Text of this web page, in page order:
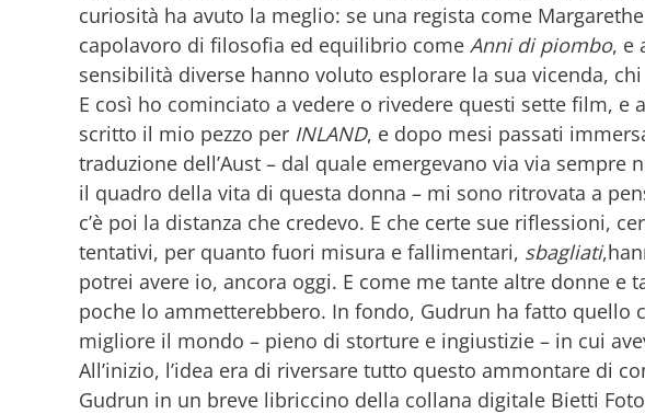
curiosità ha avuto la meglio: se una regista come
capolavoro di filosofia ed equilibrio come Anni di piombo, e
sensibilità diverse hanno voluto esplorare la sua vicenda,
E così ho cominciato a vedere o rivedere questi sette film, e
scritto il mio pezzo per INLAND, e dopo mesi passati
traduzione dell’Aust – dal quale emergevano via via sempre
il quadro della vita di questa donna – mi sono ritrovata a
c’è poi la distanza che credevo. E che certe sue riflessioni,
tentativi, per quanto fuori misura e fallimentari, sbagliati
potrei avere io, ancora oggi. E come me tante altre donne e
poche lo ammetterebbero. In fondo, Gudrun ha fatto quello
migliore il mondo – pieno di storture e ingiustizie – in cui
All’inizio, l’idea era di riversare tutto questo ammontare di
Gudrun in un breve libriccino della collana digitale Bietti